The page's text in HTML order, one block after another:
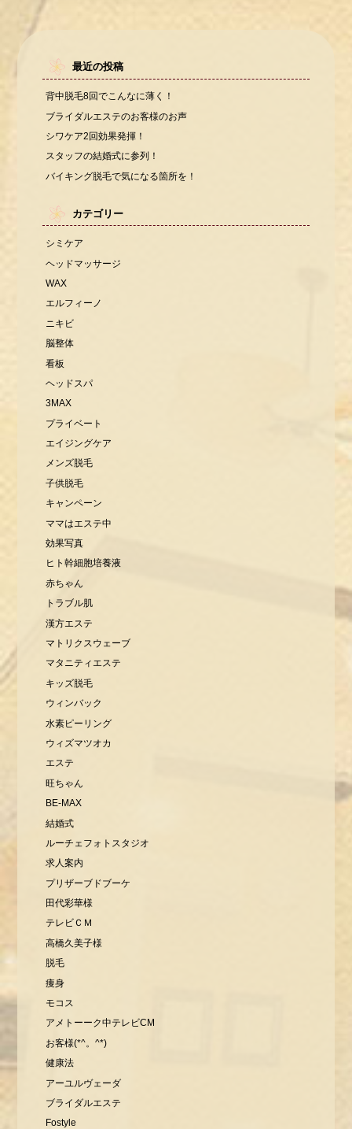
最近の投稿
背中脱毛8回でこんなに薄く！
ブライダルエステのお客様のお声
シワケア2回効果発揮！
スタッフの結婚式に参列！
バイキング脱毛で気になる箇所を！
カテゴリー
シミケア
ヘッドマッサージ
WAX
エルフィーノ
ニキビ
脳整体
看板
ヘッドスパ
3MAX
プライベート
エイジングケア
メンズ脱毛
子供脱毛
キャンペーン
ママはエステ中
効果写真
ヒト幹細胞培養液
赤ちゃん
トラブル肌
漢方エステ
マトリクスウェーブ
マタニティエステ
キッズ脱毛
ウィンバック
水素ピーリング
ウィズマツオカ
エステ
旺ちゃん
BE-MAX
結婚式
ルーチェフォトスタジオ
求人案内
プリザーブドブーケ
田代彩華様
テレビＣＭ
高橋久美子様
脱毛
痩身
モコス
アメトーーク中テレビCM
お客様(*^。^*)
健康法
アーユルヴェーダ
ブライダルエステ
Fostyle